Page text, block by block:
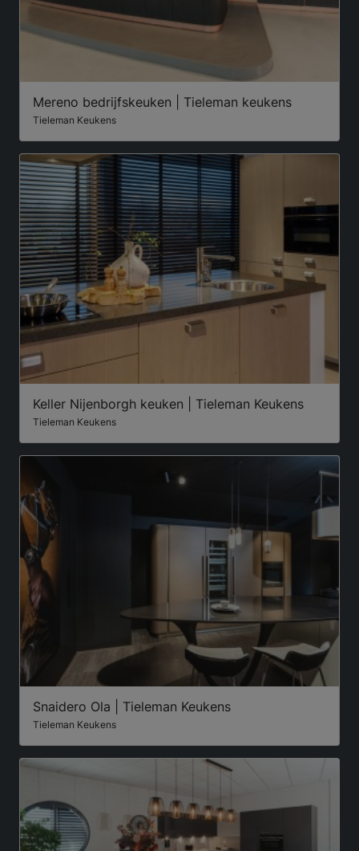
Mereno bedrijfskeuken | Tieleman keukens
Tieleman Keukens
Keller Nijenborgh keuken | Tieleman Keukens
Tieleman Keukens
Snaidero Ola | Tieleman Keukens
Tieleman Keukens